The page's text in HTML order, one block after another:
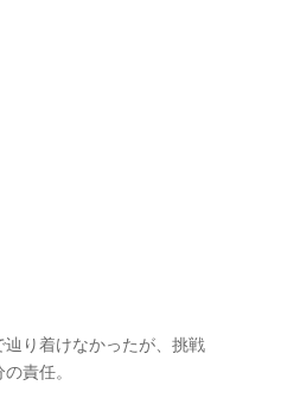
辿り着けなかったが、挑戦
責任。